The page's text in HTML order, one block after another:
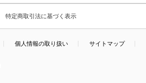
特定商取引法に基づく表示
個人情報の取り扱い サイトマップ